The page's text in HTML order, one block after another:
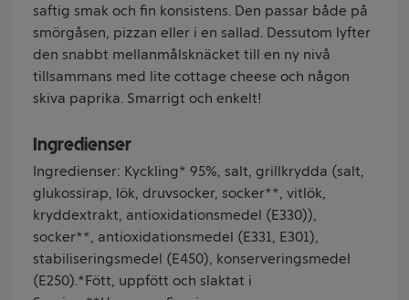
saftig smak och fin konsistens. Den passar både på
smörgåsen, pizzan eller i en sallad. Dessutom lyfter
den snabbt mellanmålsknäcket till en ny nivå
tillsammans med lite cottage cheese och någon
skiva paprika. Smarrigt och enkelt!
Ingredienser
Ingredienser: Kyckling* 95%, salt, grillkrydda (salt,
glukossirap, lök, druvsocker, socker**, vitlök,
kryddextrakt, antioxidationsmedel (E330)),
socker**, antioxidationsmedel (E331, E301),
stabiliseringsmedel (E450), konserveringsmedel
(E250).*Fött, uppfött och slaktat i